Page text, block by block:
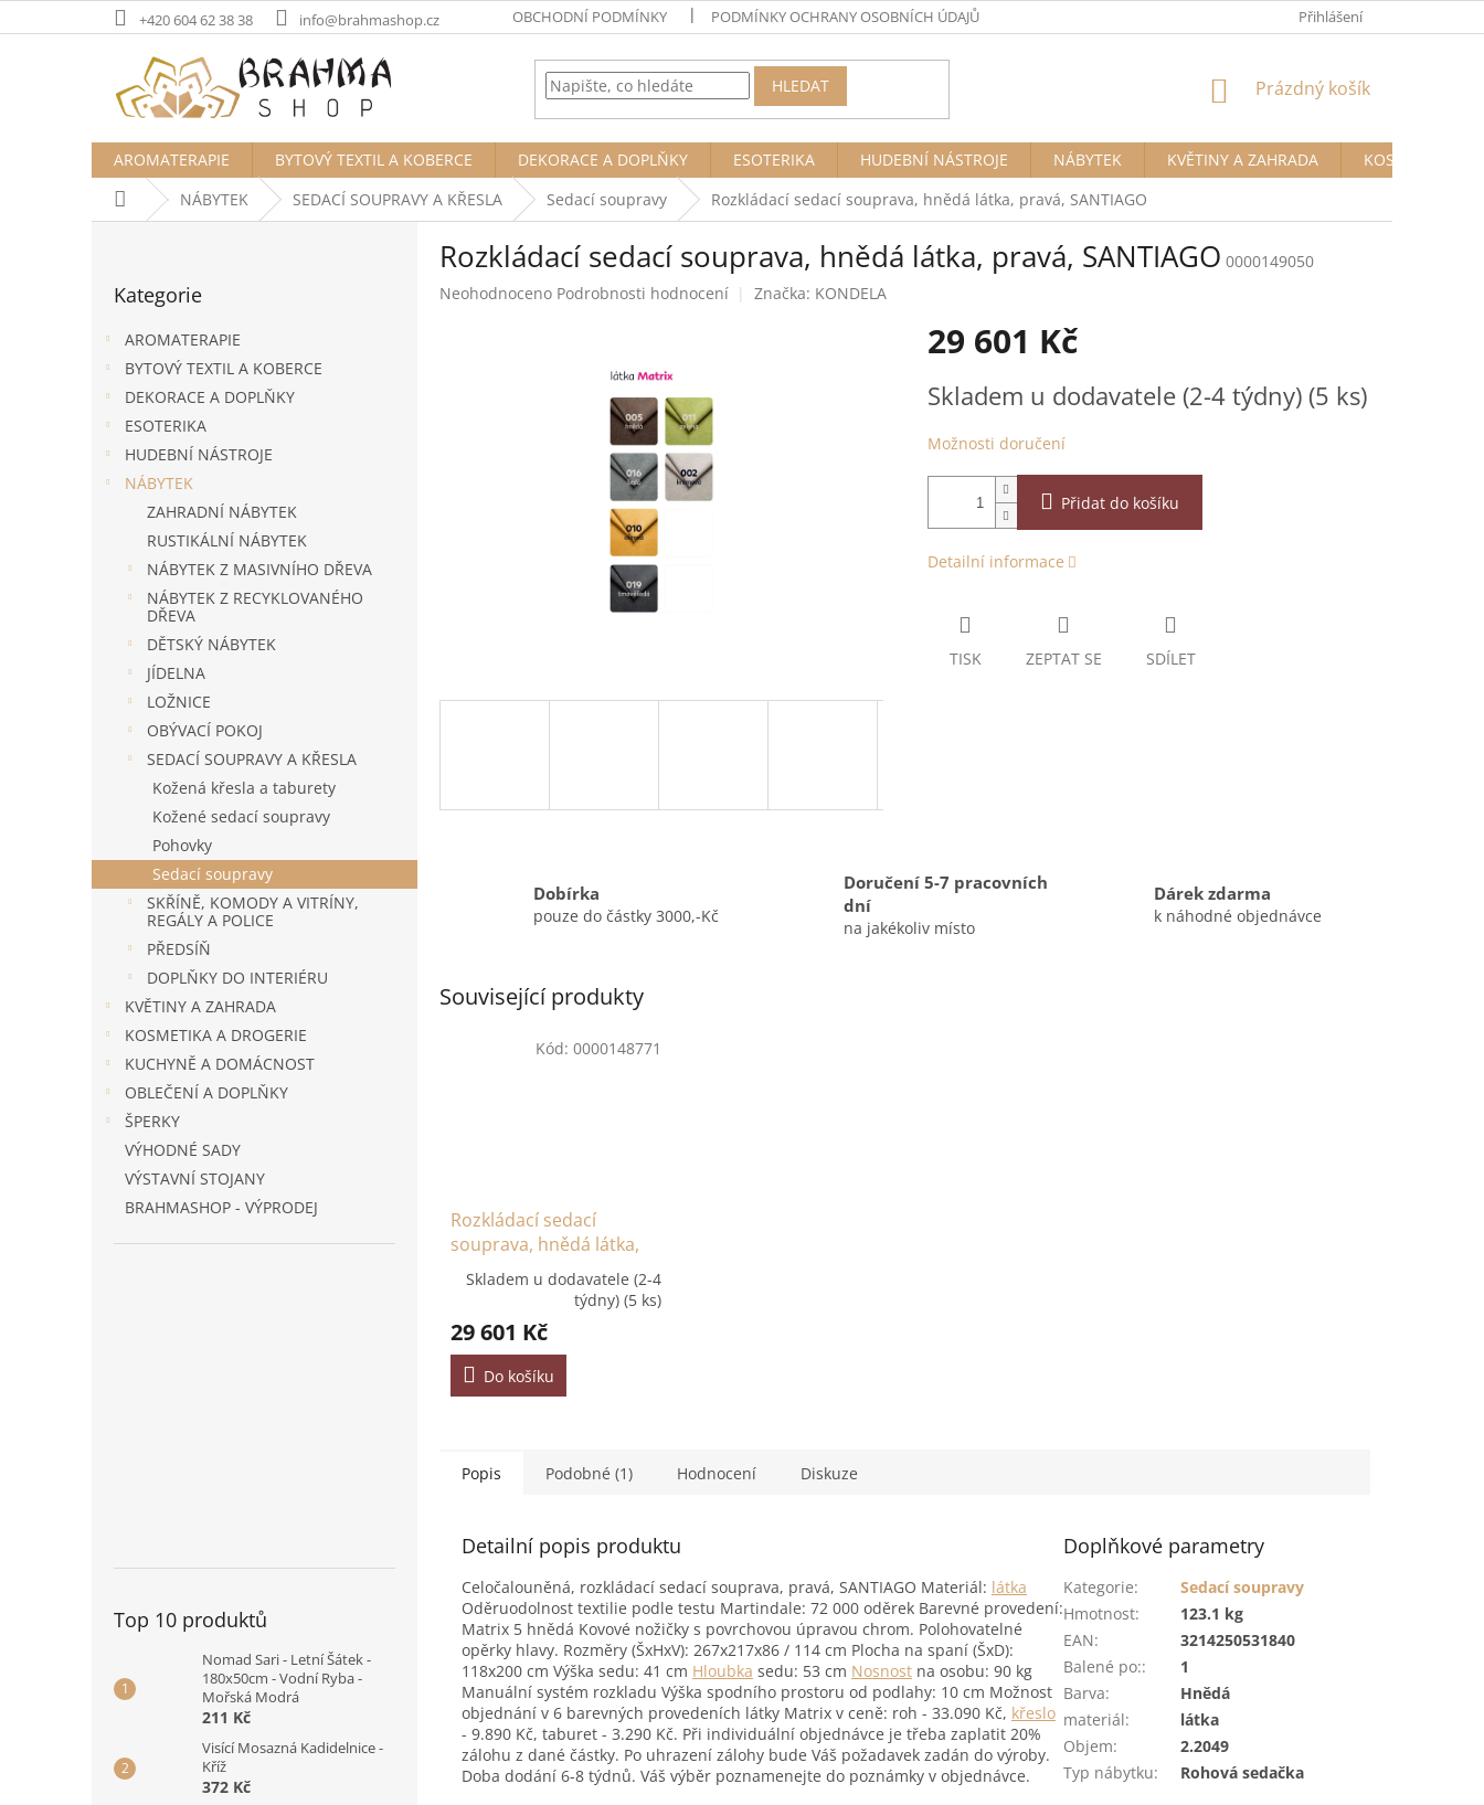
na
+420 604 62 38 38 info@brahmashop.cz OBCHODNÍ PODMÍNKY PODMÍNKY OCHRANY OSOBNÍCH ÚDAJŮ Přihlášení
HLEDAT
NÁKUPNÍ
Prázdný košík
AROMATERAPIE BYTOVÝ TEXTIL A KOBERCE DEKORACE A DOPLŇKY ESOTERIKA HUDEBNÍ NÁSTROJE NÁBYTEK KVĚTINY A ZAHRADA
KOSMETIKA A
Domů NÁBYTEK SEDACÍ SOUPRAVY A KŘESLA Sedací soupravy Rozkládací sedací souprava, hnědá látka, pravá, SANTIAGO
kategorie
Kategorie
AROMATERAPIE
BYTOVÝ TEXTIL A KOBERCE
DEKORACE A DOPLŇKY
ESOTERIKA
HUDEBNÍ NÁSTROJE
NÁBYTEK
ZAHRADNÍ NÁBYTEK
RUSTIKÁLNÍ NÁBYTEK
NÁBYTEK Z MASIVNÍHO DŘEVA
NÁBYTEK Z RECYKLOVANÉHO
DŘEVA
DĚTSKÝ NÁBYTEK
JÍDELNA
LOŽNICE
OBÝVACÍ POKOJ
SEDACÍ SOUPRAVY A KŘESLA
Kožená křesla a taburety
Kožené sedací soupravy
Pohovky
Sedací soupravy
SKŘÍNĚ, KOMODY A VITRÍNY,
REGÁLY A POLICE
PŘEDSÍŇ
DOPLŇKY DO INTERIÉRU
KVĚTINY A ZAHRADA
KOSMETIKA A DROGERIE
KUCHYNĚ A DOMÁCNOST
OBLEČENÍ A DOPLŇKY
ŠPERKY
VÝHODNÉ SADY
VÝSTAVNÍ STOJANY
BRAHMASHOP - VÝPRODEJ
Top 10 produktů
Nomad Sari - Letní Šátek -
180x50cm - Vodní Ryba -
Mořská Modrá
211 Kč
Visící Mosazná Kadidelnice -
Kříž
372 Kč
Rozkládací sedací souprava, hnědá látka, pravá, SANTIAGO 0000149050
Průměrné
Neohodnoceno Podrobnosti hodnocení Značka: KONDELA
29 601 Kč
cena:
Skladem u dodavatele (2-4 týdny) (5 ks)
Možnosti doručení
Přidat do košíku
Detailní informace
TISK ZEPTAT SE SDÍLET
Dobírka
pouze do částky 3000,-Kč
Doručení 5-7 pracovních
dní
na jakékoliv místo
Dárek zdarma
k náhodné objednávce
Související produkty
Rozkládací sedací
souprava, hnědá látka,
levá, SANTIAGO
Skladem u dodavatele (2-4
týdny) (5 ks)
29 601 Kč
Do košíku
Kód: 0000148771
Popis Podobné (1) Hodnocení Diskuze
Detailní popis produktu
Celočalouněná, rozkládací sedací souprava, pravá, SANTIAGO Materiál: látka
Oděruodolnost textilie podle testu Martindale: 72 000 oděrek Barevné provedení:
Matrix 5 hnědá Kovové nožičky s povrchovou úpravou chrom. Polohovatelné
opěrky hlavy. Rozměry (ŠxHxV): 267x217x86 / 114 cm Plocha na spaní (ŠxD):
118x200 cm Výška sedu: 41 cm Hloubka sedu: 53 cm Nosnost na osobu: 90 kg
Manuální systém rozkladu Výška spodního prostoru od podlahy: 10 cm Možnost
objednání v 6 barevných provedeních látky Matrix v ceně: roh - 33.090 Kč, křeslo
- 9.890 Kč, taburet - 3.290 Kč. Při individuální objednávce je třeba zaplatit 20%
zálohu z dané částky. Po uhrazení zálohy bude Váš požadavek zadán do výroby.
Doba dodání 6-8 týdnů. Váš výběr poznamenejte do poznámky v objednávce.
Doplňkové parametry
Kategorie:
Sedací soupravy
Hmotnost:
123.1 kg
EAN:
3214250531840
Balené po::
1
Barva:
Hnědá
materiál:
látka
Objem:
2.2049
Typ nábytku: Rohová sedačka